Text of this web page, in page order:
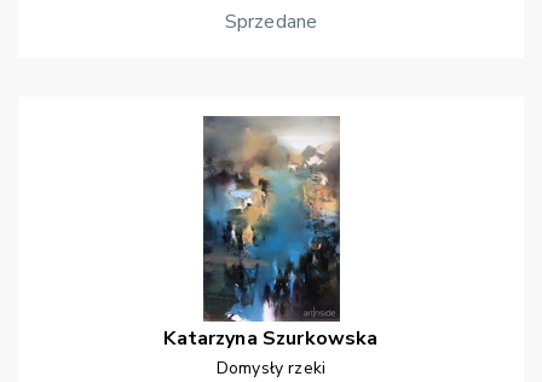
Sprzedane
Katarzyna Szurkowska
Domysły rzeki